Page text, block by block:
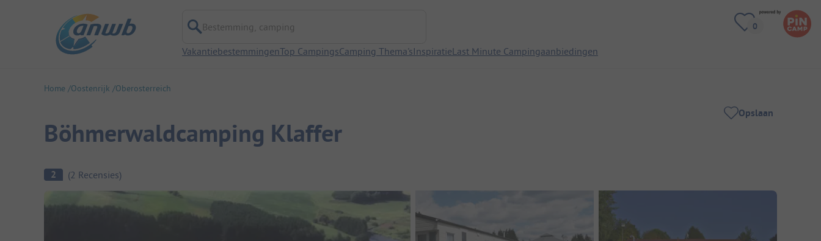
Bestemming, camping
VakantiebestemmingenTop CampingsCamping Thema'sInspiratieLast Minute Campingaanbiedingen
Home Oostenrijk Oberosterreich
Böhmerwaldcamping Klaffer
Opslaan
Camping overzicht
2 (2 Recensies)